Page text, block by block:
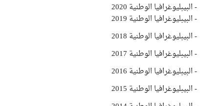
- البيبليوغرافيا الوطنية 2020
- البيبليوغرافيا الوطنية 2019
- البيبليوغرافيا الوطنية 2018
- البيبليوغرافيا الوطنية 2017
- البيبليوغرافيا الوطنية 2016
- البيبليوغرافيا الوطنية 2015